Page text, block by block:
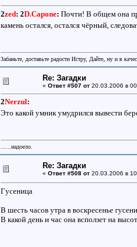
2zed: 2D.Capone: Почти! В общем она
камень остался, остался чёрный,
Забаньте, доставьте радости Истру, Дайте, ну и в
Re: Загадки
« Ответ #507 от 20.03.2006 в
2Nerzul:
Это какой умник умудрился вывести
......надоело.
Re: Загадки
« Ответ #508 от 20.03.2006 в
Гусеница
В шесть часов утра в воскресенье
В какой день и час она всползет на